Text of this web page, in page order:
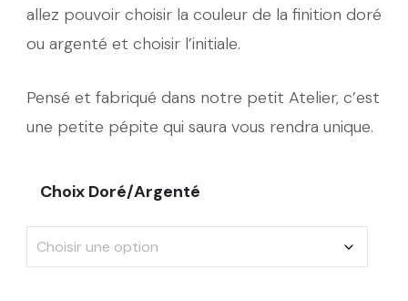
allez pouvoir choisir la couleur de la finition doré
ou argenté et choisir l’initiale.
Pensé et fabriqué dans notre petit Atelier, c’est
une petite pépite qui saura vous rendra unique.
Choix Doré/Argenté